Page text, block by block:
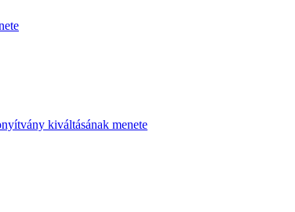
kiváltásának menete